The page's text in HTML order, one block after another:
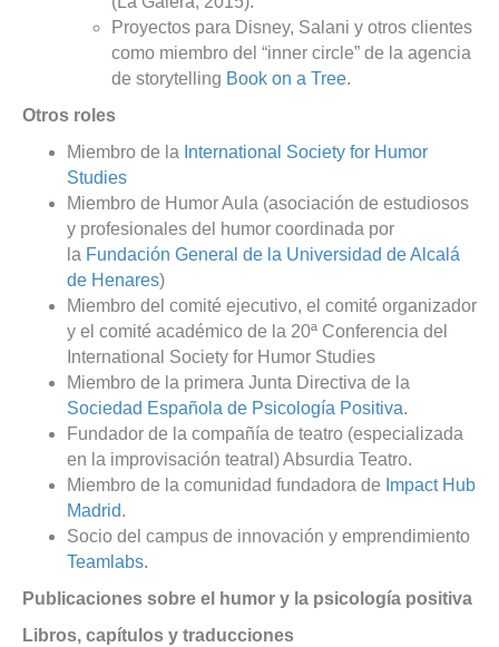
Proyectos para Disney, Salani y otros clientes
como miembro del “inner circle” de la agencia
de storytelling Book on a Tree.
Otros roles
Miembro de la International Society for Humor
Studies
Miembro de Humor Aula (asociación de estudiosos
y profesionales del humor coordinada por
la Fundación General de la Universidad de Alcalá
de Henares)
Miembro del comité ejecutivo, el comité organizador
y el comité académico de la 20ª Conferencia del
International Society for Humor Studies
Miembro de la primera Junta Directiva de la
Sociedad Española de Psicología Positiva.
Fundador de la compañía de teatro (especializada
en la improvisación teatral) Absurdia Teatro.
Miembro de la comunidad fundadora de Impact Hub
Madrid.
Socio del campus de innovación y emprendimiento
Teamlabs.
Publicaciones sobre el humor y la psicología positiva
Libros, capítulos y traducciones